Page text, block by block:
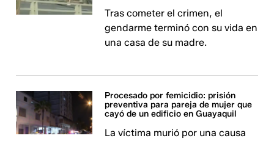
Tras cometer el crimen, el
gendarme terminó con su vida en
una casa de su madre.
Procesado por femicidio: prisión
preventiva para pareja de mujer que
cayó de un edificio en Guayaquil
La víctima murió por una causa